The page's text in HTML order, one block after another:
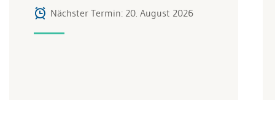
Nächster Termin: 20. August 2026